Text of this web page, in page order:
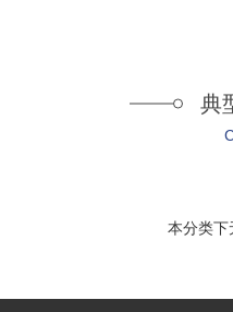
典
本分类下